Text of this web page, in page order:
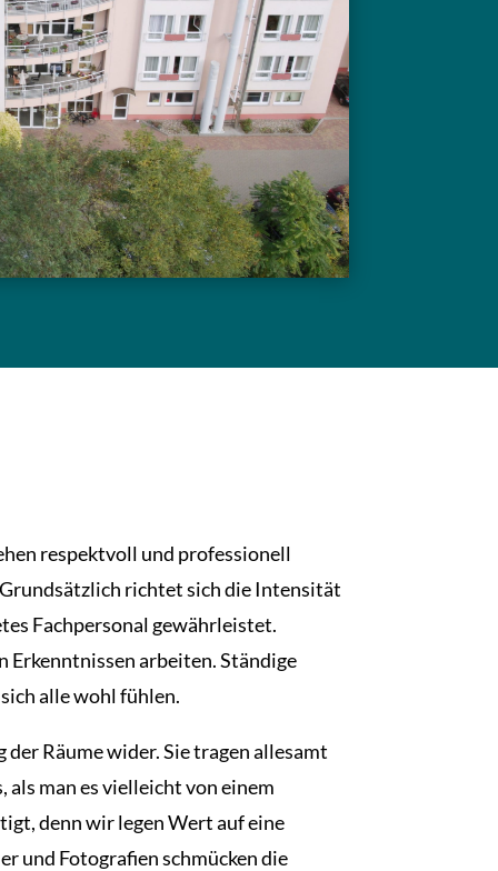
respektvoll und professionell
richtet sich die Intensität
Fachpersonal gewährleistet.
Erkenntnissen arbeiten. Ständige
alle wohl fühlen.
Räume wider. Sie tragen allesamt
als man es vielleicht von einem
denn wir legen Wert auf eine
und Fotografien schmücken die